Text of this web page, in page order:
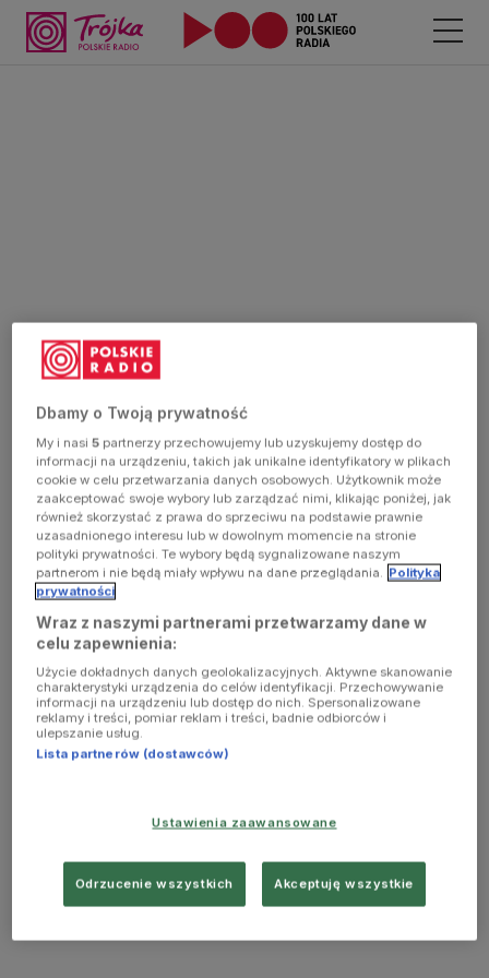
Dbamy o Twoją prywatność
My i nasi5 partnerzy przechowujemy lub uzyskujemy dostęp do
informacji na urządzeniu, takich jak unikalne identyfikatory w plikach
cookie w celu przetwarzania danych osobowych. Użytkownik może
zaakceptować swoje wybory lub zarządzać nimi, klikając poniżej, jak
również skorzystać z prawa do sprzeciwu na podstawie prawnie
uzasadnionego interesu lub w dowolnym momencie na stronie
polityki prywatności. Te wybory będą sygnalizowane naszym
partnerom i nie będą miały wpływu na dane przeglądania. Polityka
prywatności
Wraz z naszymi partnerami przetwarzamy dane w
celu zapewnienia:
Użycie dokładnych danych geolokalizacyjnych. Aktywne skanowanie
charakterystyki urządzenia do celów identyfikacji. Przechowywanie
informacji na urządzeniu lub dostęp do nich. Spersonalizowane
reklamy i treści, pomiar reklam i treści, badnie odbiorców i
ulepszanie usług.
Lista partnerów (dostawców)
Ustawienia zaawansowane
Odrzucenie wszystkich Akceptuję wszystkie